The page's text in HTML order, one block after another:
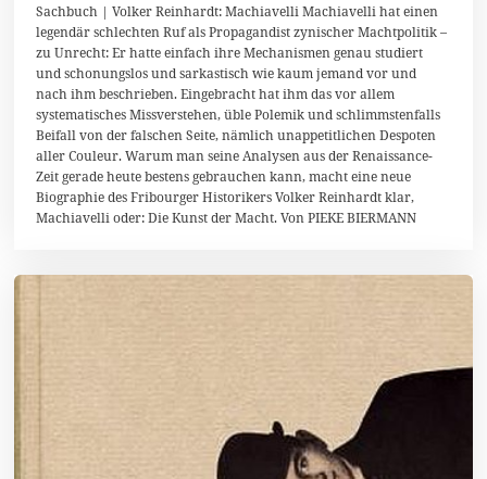
.
M
ä
r
z
2
0
1
Sachbuch | Volker Reinhardt: Machiavelli Machiavelli hat einen
legendär schlechten Ruf als Propagandist zynischer Machtpolitik –
zu Unrecht: Er hatte einfach ihre Mechanismen genau studiert
und schonungslos und sarkastisch wie kaum jemand vor und
nach ihm beschrieben. Eingebracht hat ihm das vor allem
systematisches Missverstehen, üble Polemik und schlimmstenfalls
Beifall von der falschen Seite, nämlich unappetitlichen Despoten
aller Couleur. Warum man seine Analysen aus der Renaissance-
Zeit gerade heute bestens gebrauchen kann, macht eine neue
Biographie des Fribourger Historikers Volker Reinhardt klar,
Machiavelli oder: Die Kunst der Macht. Von PIEKE BIERMANN